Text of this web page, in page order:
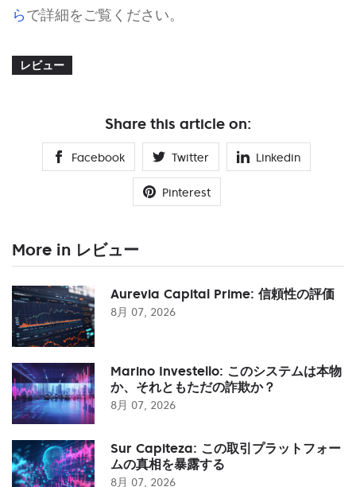
ら で詳細をご覧ください。
レビュー
Share this article on:
Facebook Twitter Linkedin
Pinterest
More in レビュー
Aurevia Capital Prime: 信頼性の評価
8月 07, 2026
Marino Investello: このシステムは本物
か、それともただの詐欺か？
8月 07, 2026
Sur Capiteza: この取引プラットフォー
ムの真相を暴露する
8月 07, 2026